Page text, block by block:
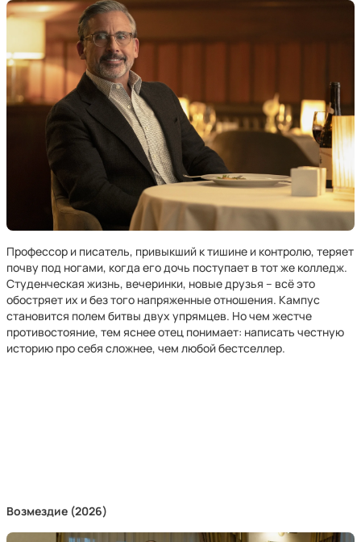
Профессор и писатель, привыкший к тишине и контролю, теряет
почву под ногами, когда его дочь поступает в тот же колледж.
Студенческая жизнь, вечеринки, новые друзья – всё это
обостряет их и без того напряженные отношения. Кампус
становится полем битвы двух упрямцев. Но чем жестче
противостояние, тем яснее отец понимает: написать честную
историю про себя сложнее, чем любой бестселлер.
Возмездие (2026)